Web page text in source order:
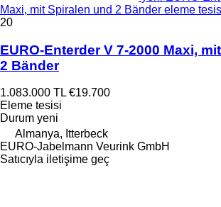
Maxi, mit Spiralen und 2 Bänder eleme
20
EURO-Enterder V 7-2000 Maxi,
2 Bänder
1.083.000 TL €19.700
Eleme tesisi
Durum yeni
Almanya, Itterbeck
EURO-Jabelmann Veurink GmbH
Satıcıyla iletişime geç